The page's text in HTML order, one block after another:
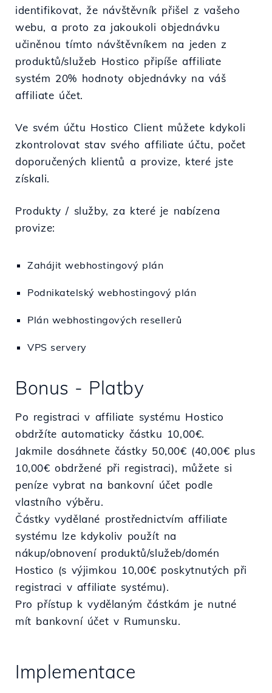
identifikovat, že návštěvník přišel z vašeho
webu, a proto za jakoukoli objednávku
učiněnou tímto návštěvníkem na jeden z
produktů/služeb Hostico připíše affiliate
systém 20% hodnoty objednávky na váš
affiliate účet.
Ve svém účtu Hostico Client můžete kdykoli
zkontrolovat stav svého affiliate účtu, počet
doporučených klientů a provize, které jste
získali.
Produkty / služby, za které je nabízena
provize:
Zahájit webhostingový plán
Podnikatelský webhostingový plán
Plán webhostingových resellerů
VPS servery
Bonus - Platby
Po registraci v affiliate systému Hostico
obdržíte automaticky částku 10,00€.
Jakmile dosáhnete částky 50,00€ (40,00€ plus
10,00€ obdržené při registraci), můžete si
peníze vybrat na bankovní účet podle
vlastního výběru.
Částky vydělané prostřednictvím affiliate
systému lze kdykoliv použít na
nákup/obnovení produktů/služeb/domén
Hostico (s výjimkou 10,00€ poskytnutých při
registraci v affiliate systému).
Pro přístup k vydělaným částkám je nutné
mít bankovní účet v Rumunsku.
Implementace